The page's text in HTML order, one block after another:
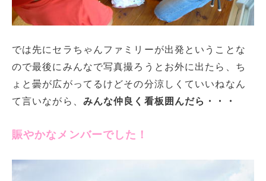
では先にセラちゃんファミリーが出発ということな
ので最後にみんなで写真撮ろうとお外に出たら、ち
ょと曇が広がってるけどその分涼しくていいねなん
て言いながら、 みんな仲良く看板囲んだら・・・
賑やかなメンバーでした！